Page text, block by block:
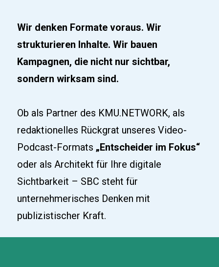
Wir denken Formate voraus. Wir
strukturieren Inhalte. Wir bauen
Kampagnen, die nicht nur sichtbar,
sondern wirksam sind.
Ob als Partner des KMU.NETWORK, als
redaktionelles Rückgrat unseres Video-
Podcast-Formats „Entscheider im Fokus“
oder als Architekt für Ihre digitale
Sichtbarkeit – SBC steht für
unternehmerisches Denken mit
publizistischer Kraft.